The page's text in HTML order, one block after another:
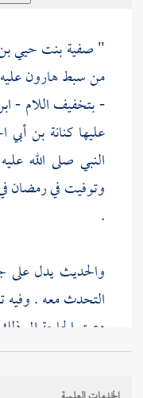
" صفية بنت حيي
من سبطهارون
- بتخفيف اللام -
عليهاكنانة بن أبي
النبي صلى الله
وتوفيت في رمضان
.
والحديث يدل على
التحدث معه . وفيه
دعت الحاجة إلى ذلك
النبي صلى الله
فقط . وفيه دليل